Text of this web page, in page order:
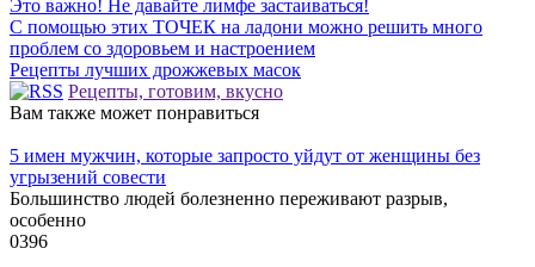
Это важно! Не давайте лимфе застаиваться!
С помощью этих ТОЧЕК на ладони можно решить много
проблем со здоровьем и настроением
Рецепты лучших дрожжевых масок
Рецепты, готовим, вкусно
Вам также может понравиться
5 имен мужчин, которые запросто уйдут от женщины без
угрызений совести
Большинство людей болезненно переживают разрыв,
особенно
0396